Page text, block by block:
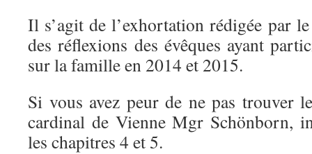
Il s’agit de l’exhortation rédigée par
des réflexions des évêques ayant
sur la famille en 2014 et 2015.
Si vous avez peur de ne pas trouver
cardinal de Vienne Mgr Schönborn,
les chapitres 4 et 5.